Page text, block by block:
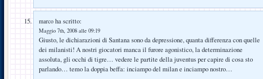
marco ha scritto:
Maggio 7th, 2008 alle 09:19
Giusto, le dichiarazioni di Santana sono da depressione, quanta differenza con quelle
dei milanisti! A nostri giocatori manca il furore agonistico, la determinazione
assoluta, gli occhi di tigre… vedere le partite della juventus per capire di cosa sto
parlando… temo la doppia beffa: inciampo del milan e inciampo nostro…